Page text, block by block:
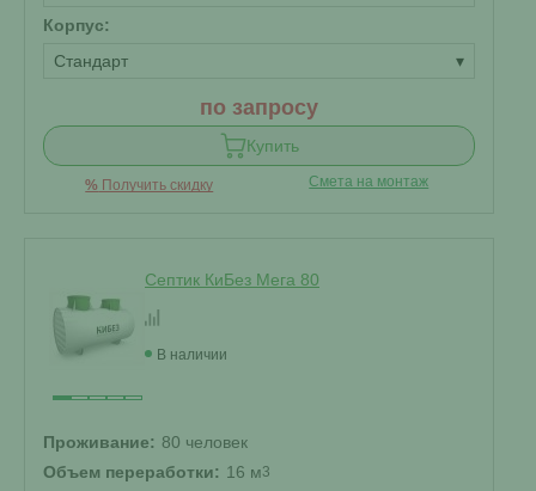
Корпус:
Стандарт
▾
по запросу
Купить
% Получить скидку Смета на монтаж
Септик КиБез Мега 80
В наличии
Проживание: 80 человек
Объем переработки: 16 м3